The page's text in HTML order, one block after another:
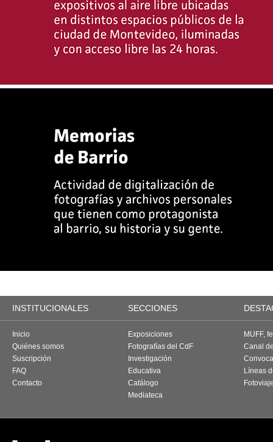
INSTITUCIONALES SECCIONES
Inicio
Quiénes somos
Suscripción
FAQ
Contacto
Exposiciones
Fotografías del CdF
Investigación
Educativa
Catálogo
Mediateca
MUFF,
Canal
Líneas